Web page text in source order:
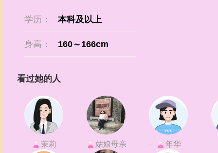
学历： 本科及以上
身高： 160～166cm
看过她的人
茉莉 姑娘母亲 年华